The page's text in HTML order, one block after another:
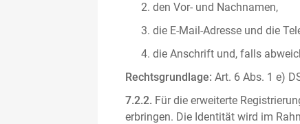
den Vor- und Nachnamen,
die E-Mail-Adresse und die
die Anschrift und, falls
Rechtsgrundlage: Art. 6 Abs. 1 e)
7.2.2. Für die erweiterte
erbringen. Die Identität wird im